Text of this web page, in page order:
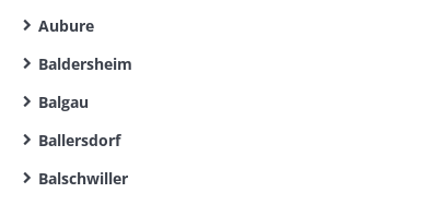
Aubure
Baldersheim
Balgau
Ballersdorf
Balschwiller